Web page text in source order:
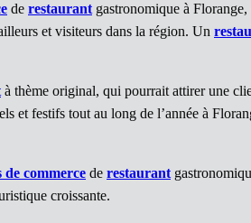
de restaurant gastronomique à
et visiteurs dans la région. Un
à thème original, qui pourrait attirer une
et festifs tout au long de l’année à
de commerce de restaurant
croissante.